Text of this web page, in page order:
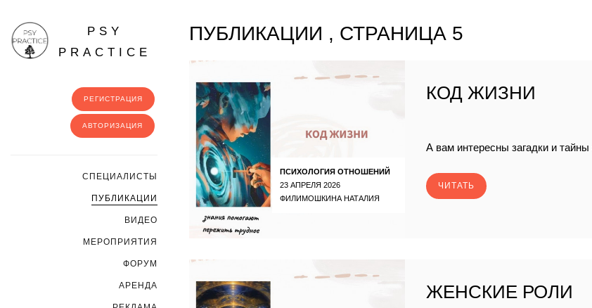
PSY
PRACTICE
РЕГИСТРАЦИЯ
АВТОРИЗАЦИЯ
CПЕЦИАЛИСТЫ
ПУБЛИКАЦИИ
ВИДЕО
МЕРОПРИЯТИЯ
ФОРУМ
АРЕНДА
ПУБЛИКАЦИИ , СТРАНИЦА 5
ПСИХОЛОГИЯ ОТНОШЕНИЙ
23 АПРЕЛЯ 2026
ФИЛИМОШКИНА НАТАЛИЯ
КОД ЖИЗНИ
А вам интересны загадки и
ЧИТАТЬ
ЖЕНСКИЕ РОЛИ